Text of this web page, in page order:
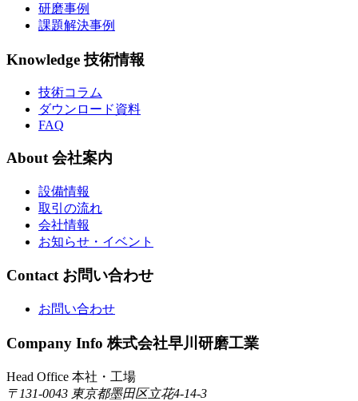
研磨事例
課題解決事例
Knowledge 技術情報
技術コラム
ダウンロード資料
FAQ
About 会社案内
設備情報
取引の流れ
会社情報
お知らせ・イベント
Contact お問い合わせ
お問い合わせ
Company Info 株式会社早川研磨工業
Head Office 本社・工場
〒131-0043 東京都墨田区立花4-14-3